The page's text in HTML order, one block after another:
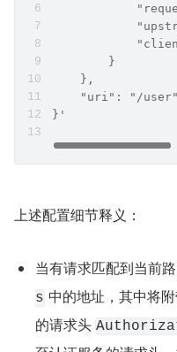
        }
    },
    "uri": "/user"
}'
上述配置细节释义：
当有请求匹配到当前
s 中的地址，其中将
的请求头